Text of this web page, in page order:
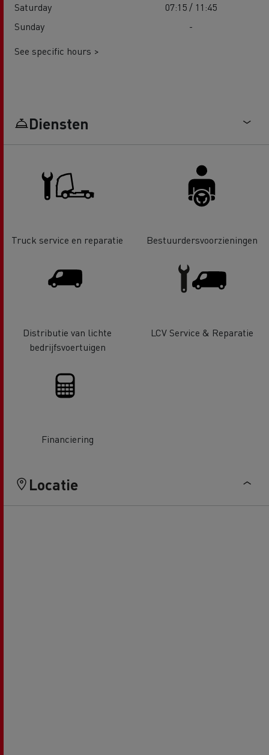
Saturday
07:15 / 11:45
Sunday
-
See specific hours >
Diensten
Truck service en reparatie Bestuurdersvoorzieningen
Distributie van lichte
bedrijfsvoertuigen
LCV Service & Reparatie
Financiering
Locatie